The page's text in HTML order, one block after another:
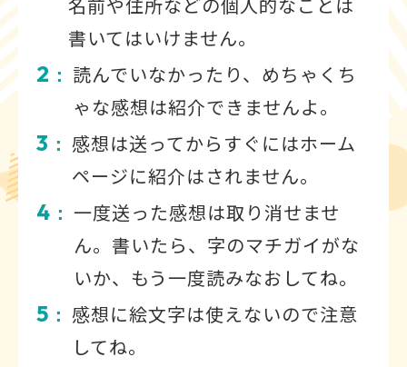
書いてはいけません。
2 ： 読んでいなかったり、めちゃくち
ゃな感想は紹介できませんよ。
3 ： 感想は送ってからすぐにはホーム
ページに紹介はされません。
4 ： 一度送った感想は取り消せませ
ん。書いたら、字のマチガイがな
いか、もう一度読みなおしてね。
5 ： 感想に絵文字は使えないので注意
してね。